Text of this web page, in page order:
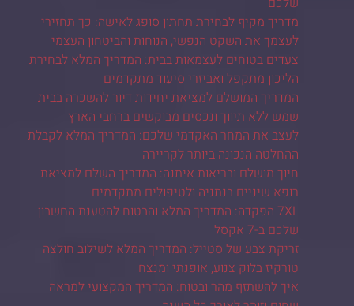
מדריך מקיף לבחירת תחתון סופג לאישה: כך תחזירי
לעצמך את השקט הנפשי, הנוחות והביטחון העצמי
צעדים בטוחים לעצמאות בבית: המדריך המלא לבחירת
הליכון מתקפל ואביזרי סיעוד מתקדמים
המדריך המושלם למציאת יחידות דיור להשכרה בבית
שמש ללא תיווך ונכסים מבוקשים ברחבי הארץ
לעצב את המחר האקדמי שלכם: המדריך המלא לקבלת
ההחלטה הנכונה ביותר לקריירה
חיוך מושלם ובריאות איתנה: המדריך השלם למציאת
רופא שיניים בנתניה ולטיפולים מתקדמים
7XL הפקדה: המדריך המלא והבטוח להטענת החשבון
שלכם ב-7 אקסל
זריקת צבע של סטייל: המדריך המלא לשילוב חולצה
טורקיז בלוק צנוע, אופנתי ומנצח
איך להשתזף מהר ובטוח: המדריך המקצועי למראה